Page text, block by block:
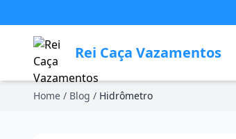
Rei Caça Vazamentos
Home / Blog / Hidrômetro